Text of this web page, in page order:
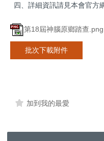
四、詳細資訊請見本會官方
第18屆神腦原鄉踏查.png
批次下載附件
加到我的最愛